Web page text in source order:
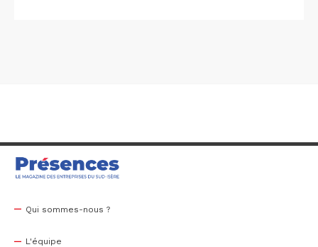
Qui sommes-nous ?
L'équipe